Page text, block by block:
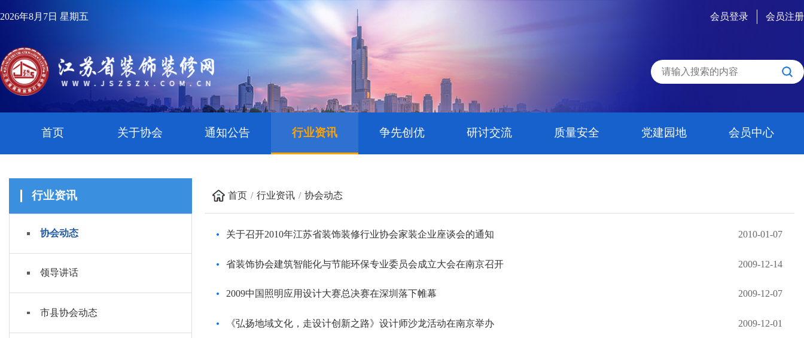
2026年8月7日 星期五 会员登录 会员注册
首页 关于协会 通知公告 行业资讯 争先创优 研讨交流 质量安全 党建园地 会员中心
行业资讯
协会动态
领导讲话
市县协会动态
首页 行业资讯 协会动态
关于召开2010年江苏省装饰装修行业协会家装企业座谈会的通知 2010-01-07
省装饰协会建筑智能化与节能环保专业委员会成立大会在南京召开 2009-12-14
2009中国照明应用设计大赛总决赛在深圳落下帷幕 2009-12-07
《弘扬地域文化，走设计创新之路》设计师沙龙活动在南京举办 2009-12-01